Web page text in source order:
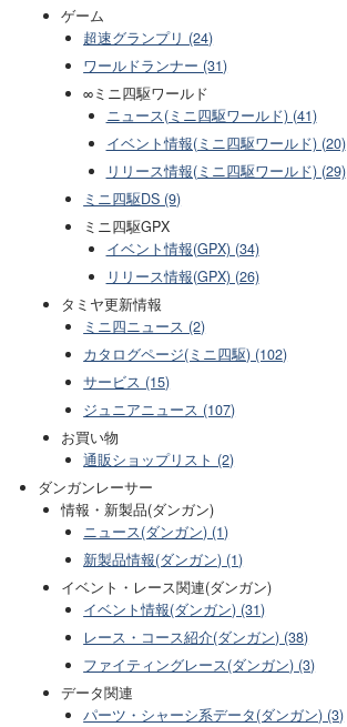
ゲーム
超速グランプリ (24)
ワールドランナー (31)
∞ミニ四駆ワールド
ニュース(ミニ四駆ワールド) (41)
イベント情報(ミニ四駆ワールド) (20)
リリース情報(ミニ四駆ワールド) (29)
ミニ四駆DS (9)
ミニ四駆GPX
イベント情報(GPX) (34)
リリース情報(GPX) (26)
タミヤ更新情報
ミニ四ニュース (2)
カタログページ(ミニ四駆) (102)
サービス (15)
ジュニアニュース (107)
お買い物
通販ショップリスト (2)
ダンガンレーサー
情報・新製品(ダンガン)
ニュース(ダンガン) (1)
新製品情報(ダンガン) (1)
イベント・レース関連(ダンガン)
イベント情報(ダンガン) (31)
レース・コース紹介(ダンガン) (38)
ファイティングレース(ダンガン) (3)
データ関連
パーツ・シャーシ系データ(ダンガン) (3)